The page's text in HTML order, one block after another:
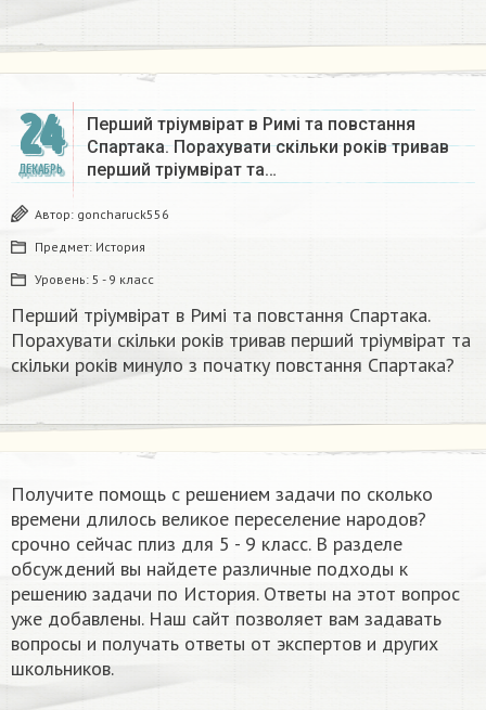
24
ДЕКАБРЬ
Перший тріумвірат в Римі та повстання
Спартака. Порахувати скільки років тривав
перший тріумвірат та…
Автор: goncharuck556
Предмет: История
Уровень: 5 - 9 класс
Перший тріумвірат в Римі та повстання Спартака.
Порахувати скільки років тривав перший тріумвірат та
скільки років минуло з початку повстання Спартака?
Получите помощь с решением задачи по сколько
времени длилось великое переселение народов?
срочно сейчас плиз​ для 5 - 9 класс. В разделе
обсуждений вы найдете различные подходы к
решению задачи по История. Ответы на этот вопрос
уже добавлены. Наш сайт позволяет вам задавать
вопросы и получать ответы от экспертов и других
школьников.